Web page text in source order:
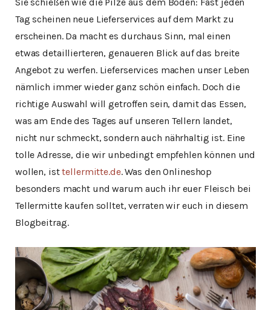
Tag scheinen neue Lieferservices auf dem Markt zu
erscheinen. Da macht es durchaus Sinn, mal einen
etwas detaillierteren, genaueren Blick auf das breite
Angebot zu werfen. Lieferservices machen unser Leben
nämlich immer wieder ganz schön einfach. Doch die
richtige Auswahl will getroffen sein, damit das Essen,
was am Ende des Tages auf unseren Tellern landet,
nicht nur schmeckt, sondern auch nährhaltig ist. Eine
tolle Adresse, die wir unbedingt empfehlen können und
wollen, isttellermitte.de. Was den Onlineshop
besonders macht und warum auch ihr euer Fleisch bei
Tellermitte kaufen solltet, verraten wir euch in diesem
Blogbeitrag.